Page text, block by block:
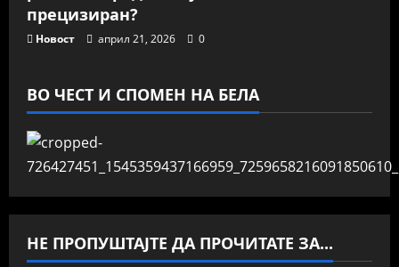
прецизиран?
Новост април 21, 2026 0
ВО ЧЕСТ И СПОМЕН НА БЕЛА
НЕ ПРОПУШТАЈТЕ ДА ПРОЧИТАТЕ ЗА...